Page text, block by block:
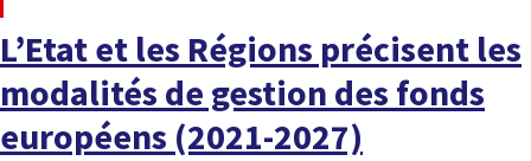
L’Etat et les Régions précisent les
modalités de gestion des fonds
européens (2021-2027)